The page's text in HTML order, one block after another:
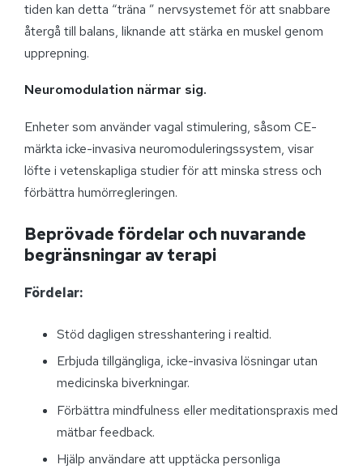
tiden kan detta “träna ” nervsystemet för att snabbare
återgå till balans, liknande att stärka en muskel genom
upprepning.
Neuromodulation närmar sig.
Enheter som använder vagal stimulering, såsom CE-
märkta icke-invasiva neuromoduleringssystem, visar
löfte i vetenskapliga studier för att minska stress och
förbättra humörregleringen.
Beprövade fördelar och nuvarande
begränsningar av terapi
Fördelar:
Stöd dagligen stresshantering i realtid.
Erbjuda tillgängliga, icke-invasiva lösningar utan
medicinska biverkningar.
Förbättra mindfulness eller meditationspraxis med
mätbar feedback.
Hjälp användare att upptäcka personliga